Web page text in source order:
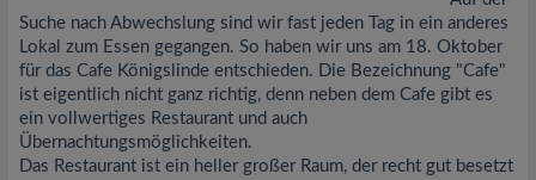
Suche nach Abwechslung sind wir fast jeden Tag in ein anderes
Lokal zum Essen gegangen. So haben wir uns am 18. Oktober
für das Cafe Königslinde entschieden. Die Bezeichnung "Cafe"
ist eigentlich nicht ganz richtig, denn neben dem Cafe gibt es
ein vollwertiges Restaurant und auch
Übernachtungsmöglichkeiten.
Das Restaurant ist ein heller großer Raum, der recht gut besetzt